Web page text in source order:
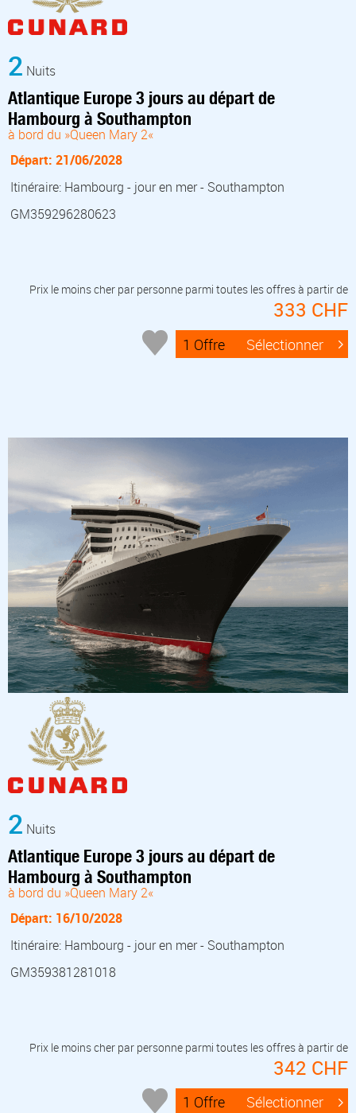
2 Nuits
Atlantique Europe 3 jours au départ de
Hambourg à Southampton
à bord du »Queen Mary 2«
Départ: 21/06/2028
Itinéraire: Hambourg - jour en mer - Southampton
GM359296280623
Prix le moins cher par personne parmi toutes les offres à partir de
333 CHF
1 Offre Sélectionner
2 Nuits
Atlantique Europe 3 jours au départ de
Hambourg à Southampton
à bord du »Queen Mary 2«
Départ: 16/10/2028
Itinéraire: Hambourg - jour en mer - Southampton
GM359381281018
Prix le moins cher par personne parmi toutes les offres à partir de
342 CHF
1 Offre Sélectionner